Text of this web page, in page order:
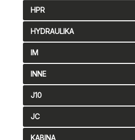
HPR
HYDRAULIKA
IM
INNE
J10
JC
KABINA